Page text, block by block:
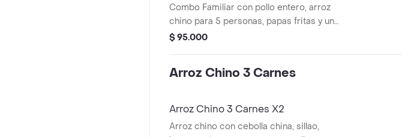
Combo Familiar con pollo entero, arroz
chino para 5 personas, papas fritas y una
gaseosa.
$ 95.000
Arroz Chino 3 Carnes
Arroz Chino 3 Carnes X2
Arroz chino con cebolla china, sillao,